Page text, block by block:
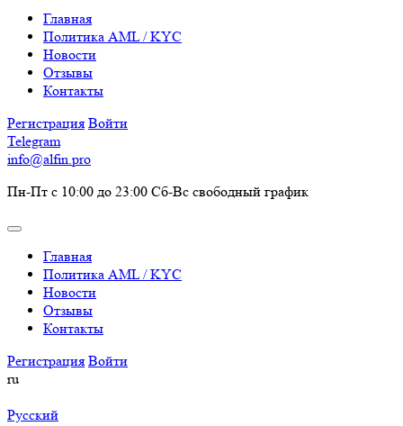
Главная
Политика AML / KYC
Новости
Отзывы
Контакты
Регистрация Войти
Telegram
info@alfin.pro
Пн-Пт с 10:00 до 23:00 Сб-Вс свободный график
Главная
Политика AML / KYC
Новости
Отзывы
Контакты
Регистрация Войти
ru
Русский